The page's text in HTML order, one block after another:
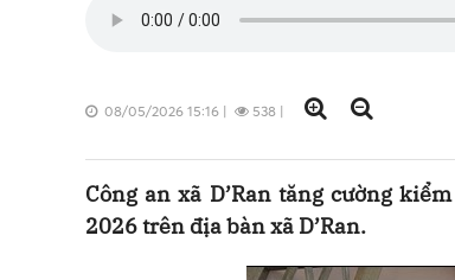
08/05/2026 15:16 | 538 |
Công an xã D’Ran tăng cường
2026 trên địa bàn xã D’Ran.